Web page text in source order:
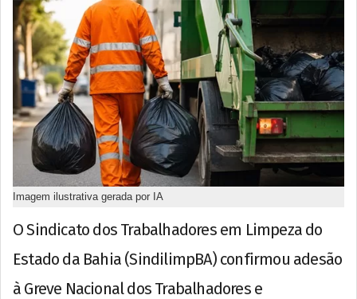
Imagem ilustrativa gerada por IA
O Sindicato dos Trabalhadores em Limpeza do
Estado da Bahia (SindilimpBA) confirmou adesão
à Greve Nacional dos Trabalhadores e